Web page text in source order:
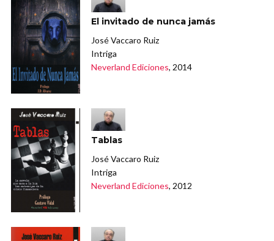
El invitado de nunca jamás
José Vaccaro Ruiz
Intriga
Neverland Ediciones, 2014
Tablas
José Vaccaro Ruiz
Intriga
Neverland Ediciones, 2012